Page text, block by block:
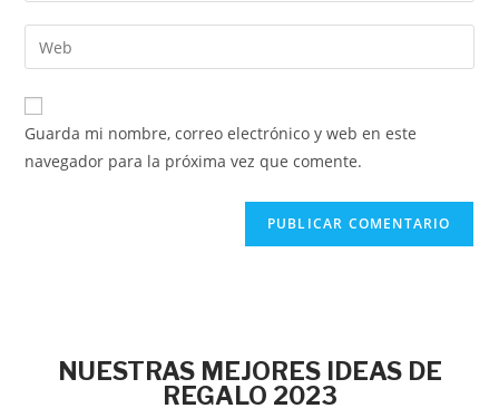
Guarda mi nombre, correo electrónico y web en este
navegador para la próxima vez que comente.
NUESTRAS MEJORES IDEAS DE
REGALO 2023